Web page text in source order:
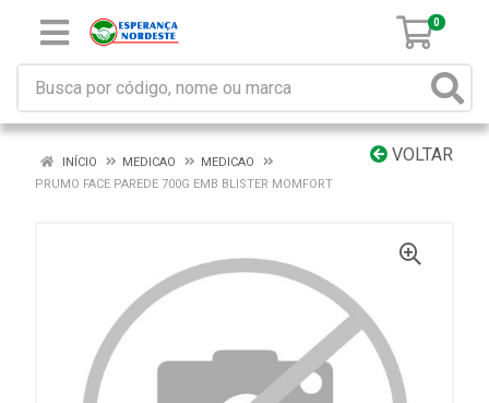
0
VOLTAR
INÍCIO MEDICAO
MEDICAO
PRUMO FACE PAREDE 700G EMB BLISTER MOMFORT